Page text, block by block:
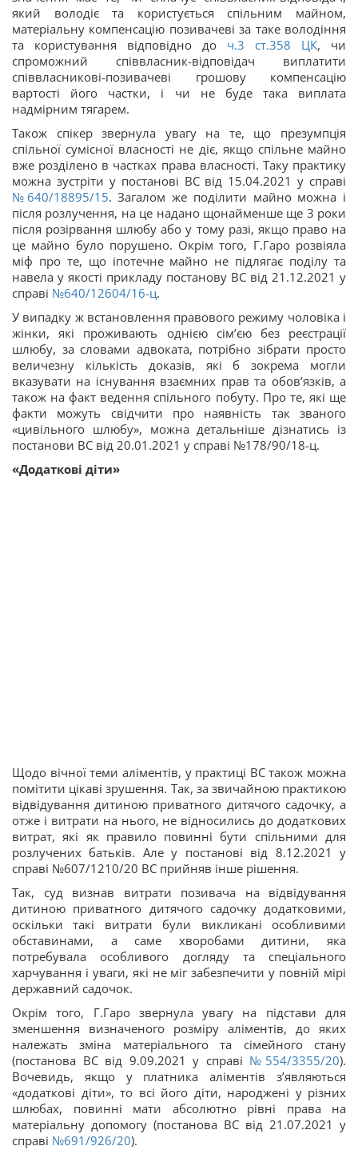
який володіє та користується спільним майном,
матеріальну компенсацію позивачеві за таке володіння
та користування відповідно до ч.3 ст.358 ЦК, чи
спроможний співвласник-відповідач виплатити
співвласникові-позивачеві грошову компенсацію
вартості його частки, і чи не буде така виплата
надмірним тягарем.
Також спікер звернула увагу на те, що презумпція
спільної сумісної власності не діє, якщо спільне майно
вже розділено в частках права власності. Таку практику
можна зустріти у постанові ВС від 15.04.2021 у справі
№640/18895/15. Загалом же поділити майно можна і
після розлучення, на це надано щонайменше ще 3 роки
після розірвання шлюбу або у тому разі, якщо право на
це майно було порушено. Окрім того, Г.Гаро розвіяла
міф про те, що іпотечне майно не підлягає поділу та
навела у якості прикладу постанову ВС від 21.12.2021 у
справі №640/12604/16-ц.
У випадку ж встановлення правового режиму чоловіка і
жінки, які проживають однією сім’єю без реєстрації
шлюбу, за словами адвоката, потрібно зібрати просто
величезну кількість доказів, які б зокрема могли
вказувати на існування взаємних прав та обов’язків, а
також на факт ведення спільного побуту. Про те, які ще
факти можуть свідчити про наявність так званого
«цивільного шлюбу», можна детальніше дізнатись із
постанови ВС від 20.01.2021 у справі №178/90/18-ц.
«Додаткові діти»
Щодо вічної теми аліментів, у практиці ВС також можна
помітити цікаві зрушення. Так, за звичайною практикою
відвідування дитиною приватного дитячого садочку, а
отже і витрати на нього, не відносились до додаткових
витрат, які як правило повинні бути спільними для
розлучених батьків. Але у постанові від 8.12.2021 у
справі №607/1210/20 ВС прийняв інше рішення.
Так, суд визнав витрати позивача на відвідування
дитиною приватного дитячого садочку додатковими,
оскільки такі витрати були викликані особливими
обставинами, а саме хворобами дитини, яка
потребувала особливого догляду та спеціального
харчування і уваги, які не міг забезпечити у повній мірі
державний садочок.
Окрім того, Г.Гаро звернула увагу на підстави для
зменшення визначеного розміру аліментів, до яких
належать зміна матеріального та сімейного стану
(постанова ВС від 9.09.2021 у справі №554/3355/20).
Вочевидь, якщо у платника аліментів з’являються
«додаткові діти», то всі його діти, народжені у різних
шлюбах, повинні мати абсолютно рівні права на
матеріальну допомогу (постанова ВС від 21.07.2021 у
справі №691/926/20).